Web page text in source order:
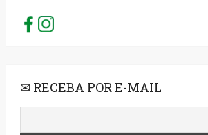
✉ RECEBA POR E-MAIL